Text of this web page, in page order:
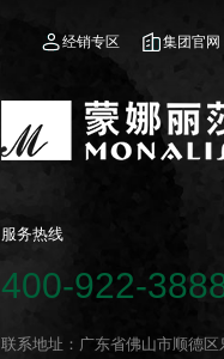
经销专区 集团官网
服务热线
400-922-
联系地址：广东省佛山市顺德区